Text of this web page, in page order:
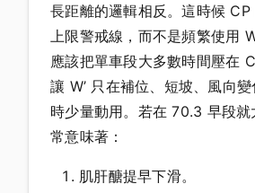
長距離的邏輯相反。這時候 CP
上限警戒線，而不是頻繁使用
應該把單車段大多數時間壓在
讓 W’ 只在補位、短坡、風向
時少量動用。若在 70.3 早段就
常意味著：
肌肝醣提早下滑。